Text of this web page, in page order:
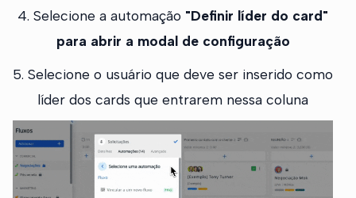
4. Selecione a automação "Definir líder do card"
para abrir a modal de configuração
5. Selecione o usuário que deve ser inserido como
líder dos cards que entrarem nessa coluna